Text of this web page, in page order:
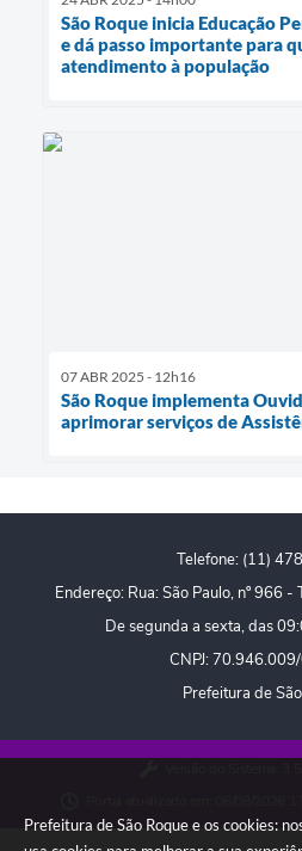
Prefeitura de São Roque e os cookies:
São Roque inicia Educação
e dá passo importante para
atendimento à população
07 ABR 2025 - 12h16
São Roque implementa
aprimorar serviços de
Telefone: (11)
Endereço: Rua: São Paulo, nº 966
De segunda a sexta, das
CNPJ:
Prefeitura de